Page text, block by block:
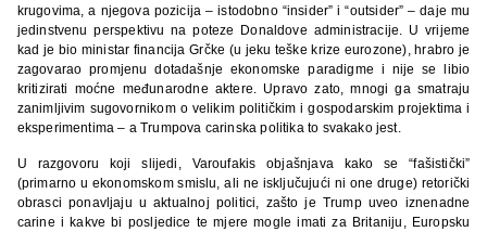
krugovima, a njegova pozicija – istodobno “insider” i “outsider” – daje mu
jedinstvenu perspektivu na poteze Donaldove administracije. U vrijeme
kad je bio ministar financija Grčke (u jeku teške krize eurozone), hrabro je
zagovarao promjenu dotadašnje ekonomske paradigme i nije se libio
kritizirati moćne međunarodne aktere. Upravo zato, mnogi ga smatraju
zanimljivim sugovornikom o velikim političkim i gospodarskim projektima i
eksperimentima – a Trumpova carinska politika to svakako jest.
U razgovoru koji slijedi, Varoufakis objašnjava kako se “fašistički”
(primarno u ekonomskom smislu, ali ne isključujući ni one druge) retorički
obrasci ponavljaju u aktualnoj politici, zašto je Trump uveo iznenadne
carine i kakve bi posljedice te mjere mogle imati za Britaniju, Europsku